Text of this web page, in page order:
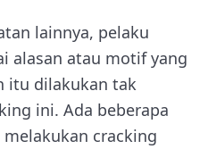
lainnya, pelaku
alasan atau motif yang
itu dilakukan tak
ini. Ada beberapa
cracking